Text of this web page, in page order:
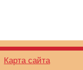
Карта сайта